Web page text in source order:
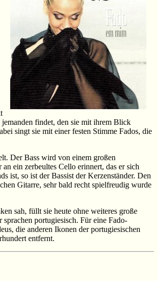
findet, den sie mit ihrem Blick
singt sie mit einer festen Stimme Fados, die
Der Bass wird von einem großen
ein zerbeultes Cello erinnert, das er sich
ist, so ist der Bassist der Kerzenständer. Den
Gitarre, sehr bald recht spielfreudig wurde
sah, füllt sie heute ohne weiteres große
portugiesisch. Für eine Fado-
die anderen Ikonen der portugiesischen
entfernt.